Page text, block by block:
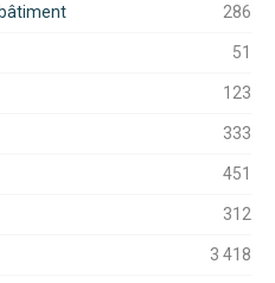
286
51
123
333
451
312
3 418